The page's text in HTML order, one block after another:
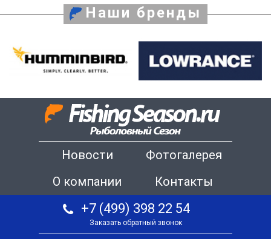
Наши бренды
Новости
Фотогалерея
О компании
Контакты
+7 (499) 398 22 54
Заказать обратный звонок